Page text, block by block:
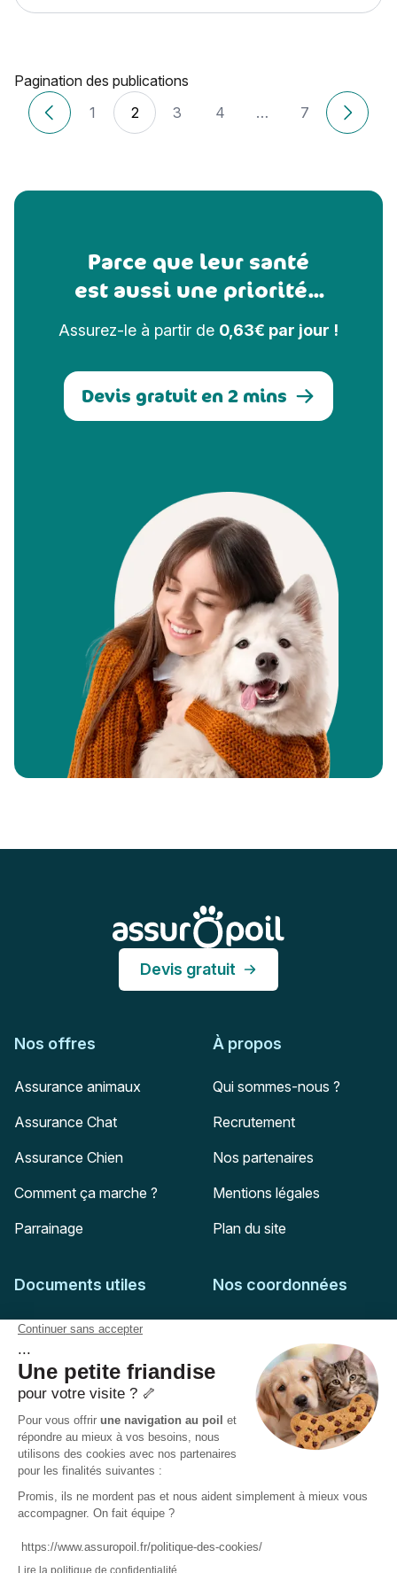
Pagination des publications
Articles plus récents
1 2 3 4 … 7
Parce que leur santé
est aussi une priorité...
Assurez-le à partir de 0,63€ par jour !
Devis gratuit en 2 mins
Devis gratuit
Nos offres
Assurance animaux
Assurance Chat
Assurance Chien
Comment ça marche ?
Parrainage
À propos
Qui sommes-nous ?
Recrutement
Nos partenaires
Mentions légales
Plan du site
Documents utiles
Feuille de soins
Conditions générales
Politique de confidentialité
Politique des Cookies
Accessibilité :
Partiellement conforme
Nos coordonnées
51-55 rue Hoche
94767
Ivry-sur-Seine
Pas encore client ?
Mail :
adhesion@assuropoil.com
Tel :
01 77 94 89 02